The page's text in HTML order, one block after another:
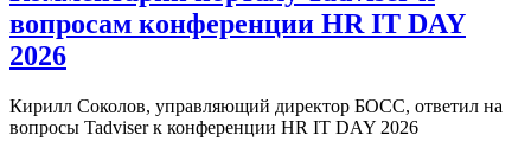
вопросам конференции HR IT DAY
2026
Кирилл Соколов, управляющий директор БОСС, ответил на
вопросы Tadviser к конференции HR IT DAY 2026